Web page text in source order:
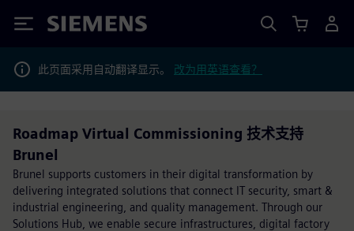
Siemens
此页面采用自动翻译显示。 改为用英语查看？
Roadmap Virtual Commissioning 技术支持
Brunel
Brunel supports customers in their digital transformation by
delivering integrated solutions that connect IT security, smart &
industrial engineering, and quality management. Through our
Solutions Hub, we enable secure infrastructures, digital factory